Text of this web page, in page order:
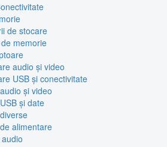
de stocare
memorie
audio și video
USB și conectivitate
și video
și date
alimentare